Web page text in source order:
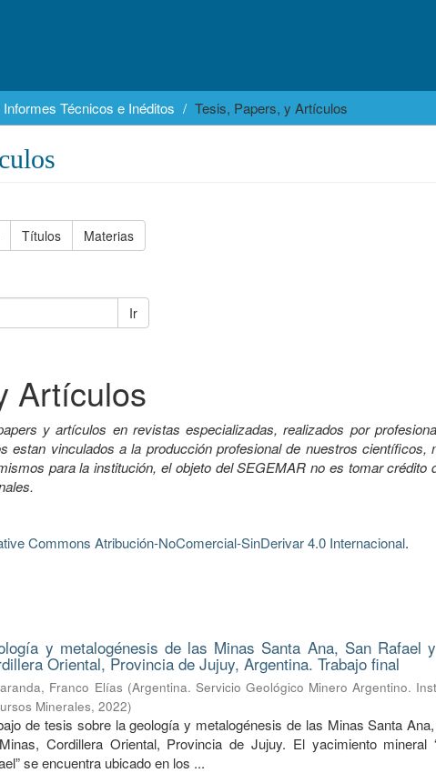
Informes Técnicos e Inéditos Tesis, Papers, y Artículos
Títulos Materias
Ir
Artículos
y artículos en revistas especializadas, realizados por
estan vinculados a la producción profesional de nuestros científicos,
para la institución, el objeto del SEGEMAR no es tomar crédito
Commons Atribución-NoComercial-SinDerivar 4.0 Internacional.
y metalogénesis de las Minas Santa Ana, San Rafael
Oriental, Provincia de Jujuy, Argentina. Trabajo final
Franco Elías (Argentina. Servicio Geológico Minero Argentino.
Minerales,2022)
de tesis sobre la geología y metalogénesis de las Minas Santa
Cordillera Oriental, Provincia de Jujuy. El yacimiento mineral
se encuentra ubicado en los ...